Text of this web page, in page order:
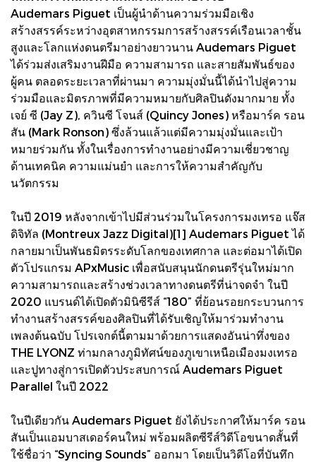
Audemars Piguet เป็นผู้นำด้านความร่วมมือเชิง
สร้างสรรค์ระหว่างอุตสาหกรรมการสร้างสรรค์เรือนเวลาชั้น
สูงและโลกแห่งดนตรีมาอย่างยาวนาน Audemars Piguet
ได้ร่วมส่งเสริมงานฝีมือ ความสามารถ และสายสัมพันธ์ของ
ผู้คน ตลอดระยะเวลาที่ผ่านมา ความมุ่งมั่นนี้ได้นำไปสู่ความ
ร่วมมือและมิตรภาพที่มีความหมายกับศิลปินดังมากมาย ทั้ง
เจย์ ซี (Jay Z), ควินซี โจนส์ (Quincy Jones) หรือมาร์ค รอน
สัน (Mark Ronson) ซึ่งล้วนแล้วแต่มีความมุ่งมั่นและเป้า
หมายร่วมกัน ทั้งในเรื่องการทำงานอย่างมีความเชี่ยวชาญ
ด้านเทคนิค ความแม่นยำ และการให้ความสำคัญกับ
นวัตกรรม
ในปี 2019 หลังจากเข้าไปมีส่วนร่วมในโครงการมงเทรอ แจ๊ส
ดิจิทัล (Montreux Jazz Digital)[1] Audemars Piguet ได้
กลายมาเป็นพันธมิตรระดับโลกของเทศกาล และต่อมาได้เปิด
ตัวโปรแกรม APxMusic เพื่อสนับสนุนนักดนตรีรุ่นใหม่มาก
ความสามารถและสร้างช่วงเวลาทางดนตรีที่น่าจดจำ ในปี
2020 แบรนด์ได้เปิดตัวมินิซีรีส์ “180” ที่ย้อนรอยกระบวนการ
ทำงานสร้างสรรค์ของศิลปินที่ได้รับเชิญให้มาร่วมทำงาน
เพลงต้นฉบับ โปรเจกต์นี้ตามมาด้วยการแสดงอันน่าทึ่งของ
THE LYONZ ท่ามกลางภูมิทัศน์ของภูเขาเหนือเมืองมงเทรอ
และปูทางสู่การเปิดตัวประสบการณ์ Audemars Piguet
Parallel ในปี 2022
ในปีเดียวกัน Audemars Piguet ยังได้ประกาศให้มาร์ค รอน
สันเป็นแอมบาสเดอร์คนใหม่ พร้อมผลิตซีรีส์วิดีโอขนาดสั้นที่
ใช้ชื่อว่า “Syncing Sounds” ออกมา โดยเป็นวิดีโอที่บันทึก